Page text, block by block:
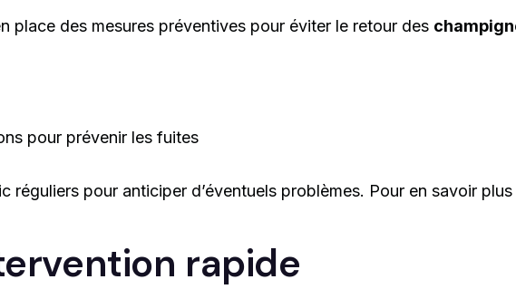
place des mesures préventives pour éviter le retour des
pour prévenir les fuites
pour anticiper d’éventuels problèmes. Pour en savoir
rapide